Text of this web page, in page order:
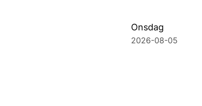
Onsdag
2026-08-05